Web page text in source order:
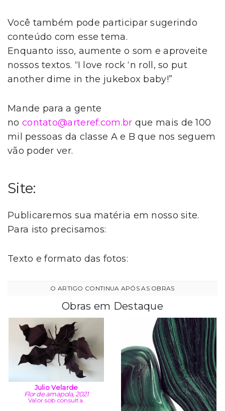
Você também pode participar sugerindo
conteúdo com esse tema.
Enquanto isso, aumente o som e aproveite
nossos textos. “I love rock ‘n roll, so put
another dime in the jukebox baby!”
Mande para a gente
no contato@arteref.com.br que mais de 100
mil pessoas da classe A e B que nos seguem
vão poder ver.
Site:
Publicaremos sua matéria em nosso site.
Para isto precisamos:
Texto e formato das fotos:
Obras em Destaque
Julio Velarde
Flor de amapola, 2021
Valor sob consulta.